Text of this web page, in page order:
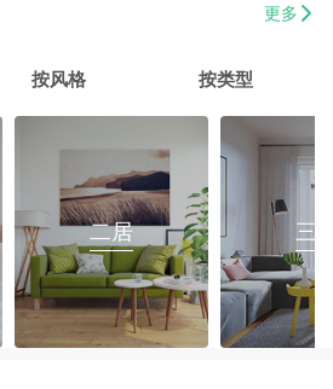
8万以上
乐府花园4房2厅2卫毛坯房 8万以上
560平办公室装修 8万以上
180平和盛花园设计装修 8万以上
万泰城4室2厅 202平 8万以上
榕城区榕江一品3室2厅1卫 8万以上
更多
按风格 按类型
二居 三